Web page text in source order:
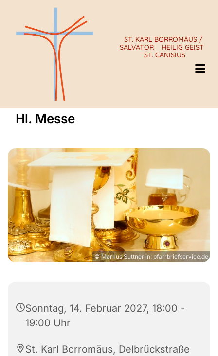
ST. KARL BORROMÄUS /
SALVATOR
HEILIG GEIST
ST. CANISIUS
Hl. Messe
© Markus Suttner in: pfarrbriefservice.de
Sonntag, 14. Februar 2027, 18:00 -
19:00 Uhr
St. Karl Borromäus, Delbrückstraße